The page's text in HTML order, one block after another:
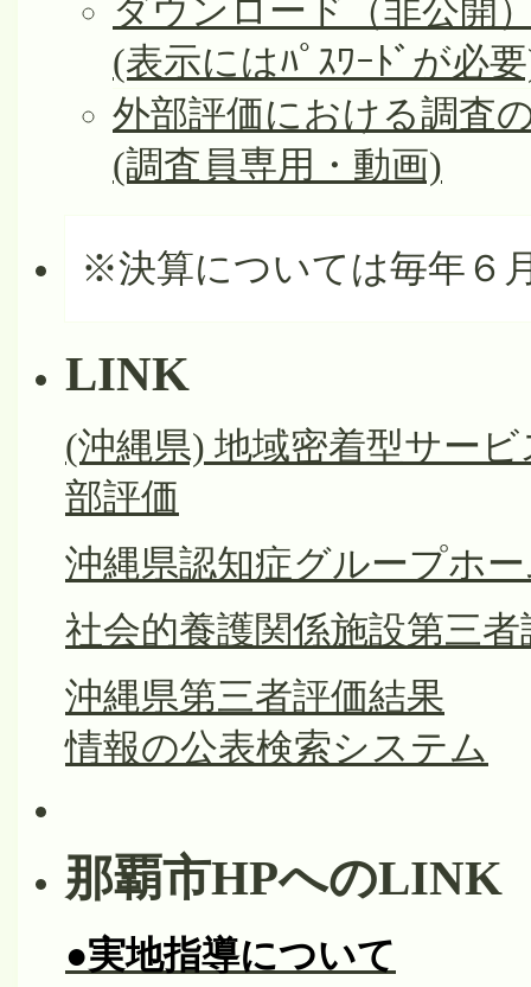
ダウンロード（非公開
(表示にはﾊﾟｽﾜｰﾄﾞが必
外部評価における調査
(調査員専用・動画)
※決算については毎年６
LINK
(沖縄県) 地域密着型サー
部評価
沖縄県認知症グループホ
社会的養護関係施設第三
沖縄県第三者評価結果
情報の公表検索システム
那覇市HPへのLINK
●実地指導について